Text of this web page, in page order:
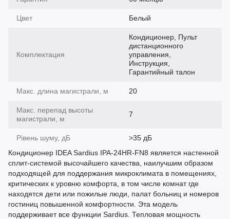
Цвет Белый
Комплектация
Кондиционер, Пульт
дистанционного
управления,
Инструкция,
Гарантийный талон
Макс. длина магистрали, м 20
Макс. перепад высоты
магистрали, м
7
Рівень шуму, дБ
>35 дБ
Кондиционер IDEA Sardius IPA-24HR-FN8 является настенной
сплит-системой высочайшего качества, наилучшим образом
подходящей для поддержания микроклимата в помещениях,
критических к уровню комфорта, в том числе комнат где
находятся дети или пожилые люди, палат больниц и номеров
гостиниц повышенной комфортности. Эта модель
поддерживает все функции Sardius. Тепловая мощность